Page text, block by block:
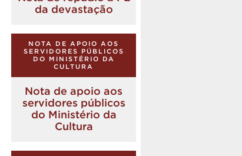
da devastação
NOTA DE APOIO AOS
SERVIDORES PÚBLICOS
DO MINISTÉRIO DA
CULTURA
Nota de apoio aos
servidores públicos
do Ministério da
Cultura